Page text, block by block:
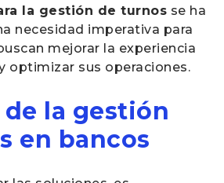
la gestión de turnos se ha
necesidad imperativa para
mejorar la experiencia
optimizar sus operaciones.
de la gestión
en bancos